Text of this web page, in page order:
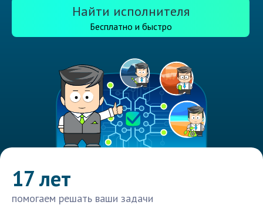
Найти исполнителя
Бесплатно и быстро
17 лет
помогаем решать ваши задачи